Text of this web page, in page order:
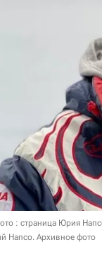
: страница Юрия
Напсо. Архивное фото